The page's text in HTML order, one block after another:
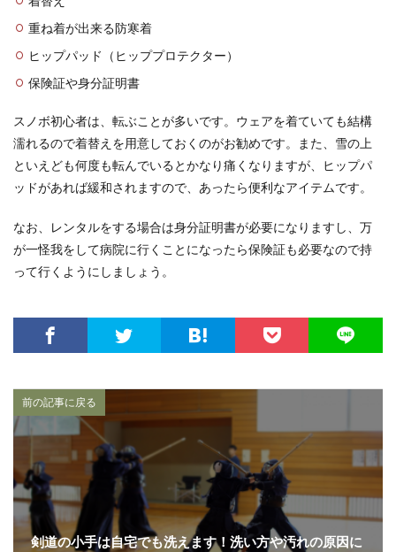
重ね着が出来る防寒着
ヒップパッド（ヒッププロテクター）
保険証や身分証明書
スノボ初心者は、転ぶことが多いです。ウェアを着ていても結構
濡れるので着替えを用意しておくのがお勧めです。また、雪の上
といえども何度も転んでいるとかなり痛くなりますが、ヒップパ
ッドがあれば緩和されますので、あったら便利なアイテムです。
なお、レンタルをする場合は身分証明書が必要になりますし、万
が一怪我をして病院に行くことになったら保険証も必要なので持
って行くようにしましょう。
前の記事に戻る
剣道の小手は自宅でも洗えます！洗い方や汚れの原因に